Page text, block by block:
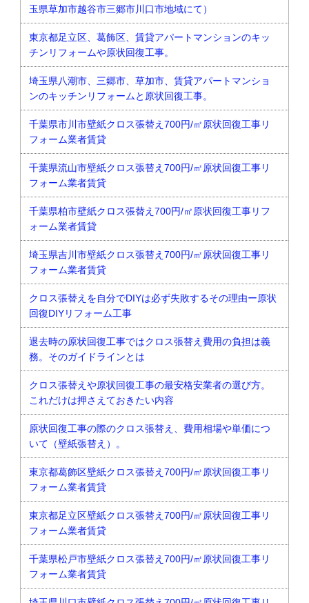
玉県草加市越谷市三郷市川口市地域にて）
東京都足立区、葛飾区、賃貸アパートマンションのキッ
チンリフォームや原状回復工事。
埼玉県八潮市、三郷市、草加市、賃貸アパートマンショ
ンのキッチンリフォームと原状回復工事。
千葉県市川市壁紙クロス張替え700円/㎡原状回復工事リ
フォーム業者賃貸
千葉県流山市壁紙クロス張替え700円/㎡原状回復工事リ
フォーム業者賃貸
千葉県柏市壁紙クロス張替え700円/㎡原状回復工事リフ
ォーム業者賃貸
埼玉県吉川市壁紙クロス張替え700円/㎡原状回復工事リ
フォーム業者賃貸
クロス張替えを自分でDIYは必ず失敗するその理由ー原状
回復DIYリフォーム工事
退去時の原状回復工事ではクロス張替え費用の負担は義
務。そのガイドラインとは
クロス張替えや原状回復工事の最安格安業者の選び方。
これだけは押さえておきたい内容
原状回復工事の際のクロス張替え、費用相場や単価につ
いて（壁紙張替え）。
東京都葛飾区壁紙クロス張替え700円/㎡原状回復工事リ
フォーム業者賃貸
東京都足立区壁紙クロス張替え700円/㎡原状回復工事リ
フォーム業者賃貸
千葉県松戸市壁紙クロス張替え700円/㎡原状回復工事リ
フォーム業者賃貸